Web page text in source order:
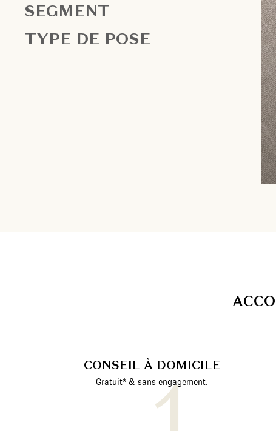
SEGMENT
TYPE DE POSE
ACCO
CONSEIL À DOMICILE
Gratuit* & sans engagement.